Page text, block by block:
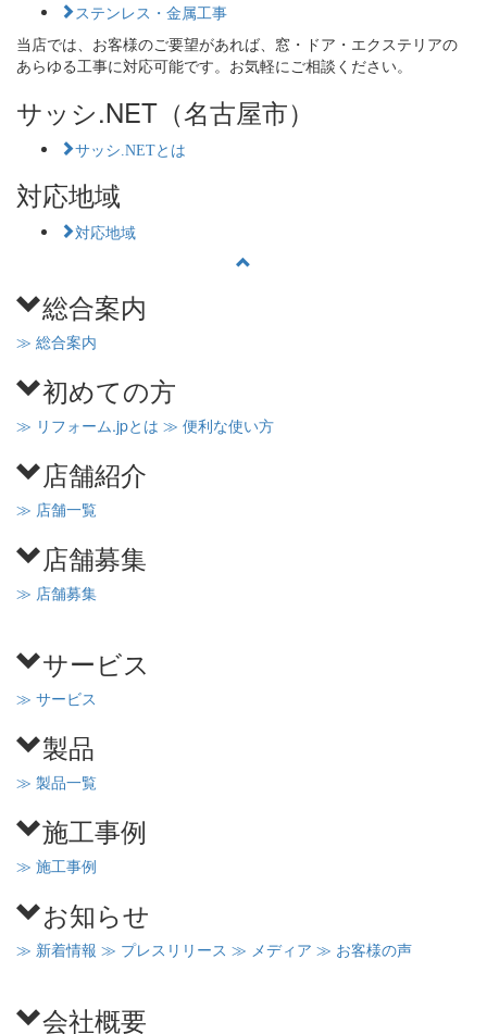
ステンレス・金属工事
当店では、お客様のご要望があれば、窓・ドア・エクステリアの
あらゆる工事に対応可能です。お気軽にご相談ください。
サッシ.NET（名古屋市）
サッシ.NETとは
対応地域
対応地域
総合案内
≫ 総合案内
初めての方
≫ リフォーム.jpとは ≫ 便利な使い方
店舗紹介
≫ 店舗一覧
店舗募集
≫ 店舗募集
サービス
≫ サービス
製品
≫ 製品一覧
施工事例
≫ 施工事例
お知らせ
≫ 新着情報 ≫ プレスリリース ≫ メディア ≫ お客様の声
会社概要